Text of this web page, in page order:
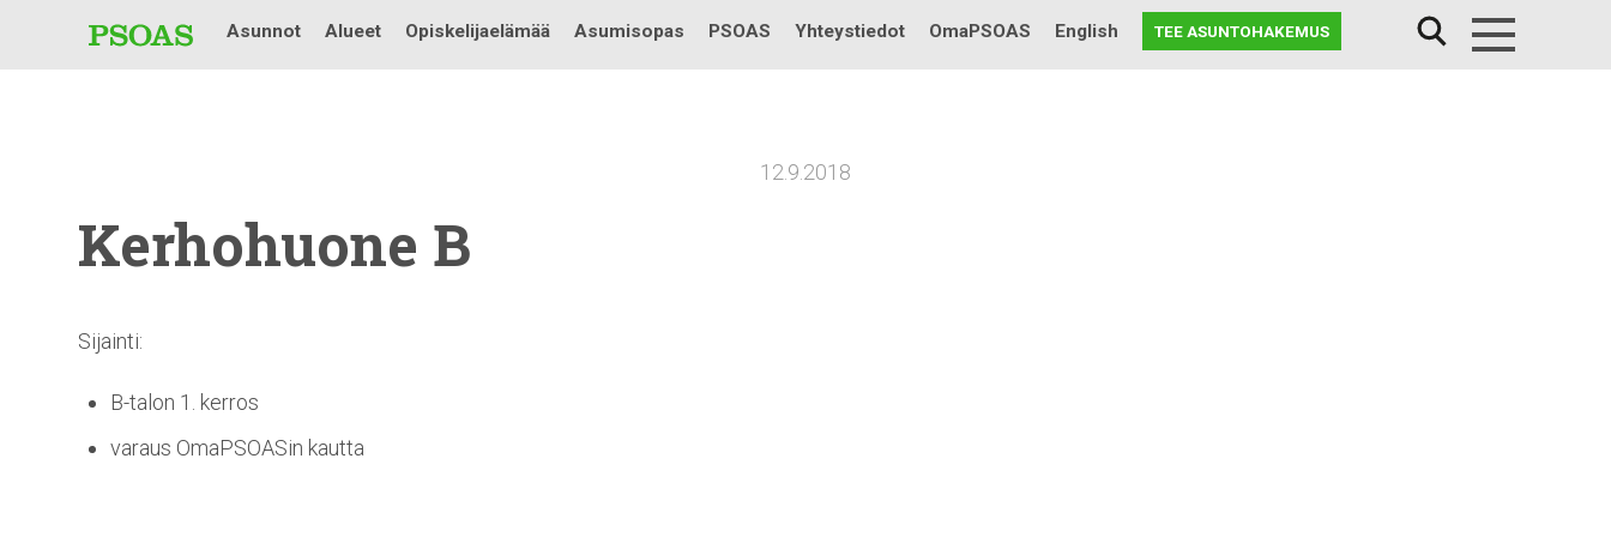
Testi
Asunnot Alueet Opiskelijaelämää Asumisopas PSOAS Yhteystiedot OmaPSOAS English TEE ASUNTOHAKEMUS
12.9.2018
Kerhohuone B
Sijainti:
B-talon 1. kerros
varaus OmaPSOASin kautta